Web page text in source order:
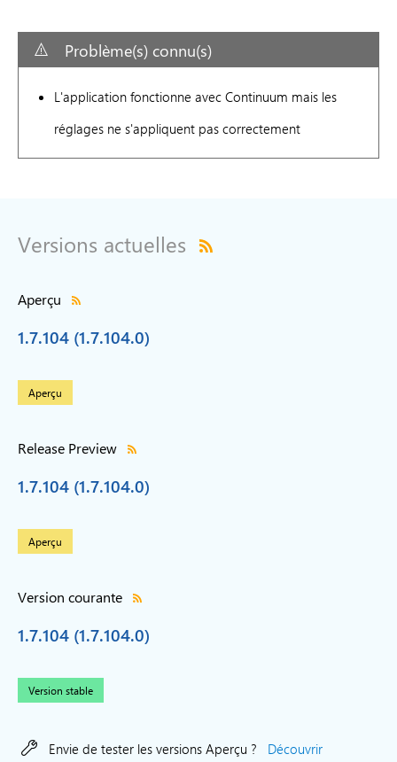
Problème(s) connu(s)
L'application fonctionne avec Continuum mais les
réglages ne s'appliquent pas correctement
Versions actuelles
Aperçu
1.7.104 (1.7.104.0)
Aperçu
Release Preview
1.7.104 (1.7.104.0)
Aperçu
Version courante
1.7.104 (1.7.104.0)
Version stable
Envie de tester les versions Aperçu ? Découvrir